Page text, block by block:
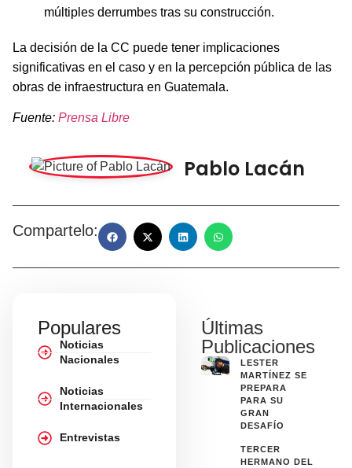
múltiples derrumbes tras su construcción.
La decisión de la CC puede tener implicaciones
significativas en el caso y en la percepción pública de las
obras de infraestructura en Guatemala.
Fuente: Prensa Libre
Pablo Lacán
Compartelo:
Populares
Noticias
Nacionales
Noticias
Internacionales
Entrevistas
Últimas
Publicaciones
LESTER
MARTÍNEZ SE
PREPARA
PARA SU
GRAN
DESAFÍO
TERCER
HERMANO DEL